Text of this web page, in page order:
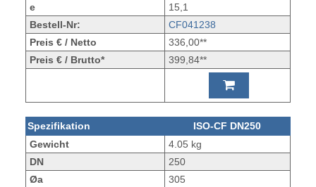
e
15,1
Bestell-Nr:
CF041238
Preis € / Netto
336,00**
Preis € / Brutto*
399,84**
Spezifikation
ISO-CF DN250
Gewicht
4.05 kg
DN
250
Øa
305